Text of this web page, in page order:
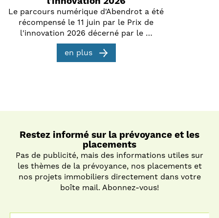
Le parcours numérique d'Abendrot a été
récompensé le 11 juin par le Prix de
l'innovation 2026 décerné par le …
en plus
Restez informé sur la prévoyance et les
placements
Pas de publicité, mais des informations utiles sur
les thèmes de la prévoyance, nos placements et
nos projets immobiliers directement dans votre
boîte mail. Abonnez-vous!